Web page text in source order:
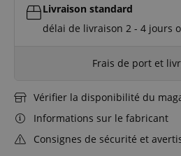
Livraison standard
délai de livraison 2 - 4 jours
Frais de port et
Vérifier la disponibilité du
Informations sur le fabricant
Consignes de sécurité et